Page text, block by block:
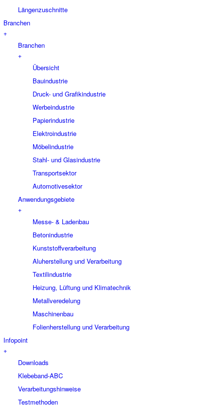
Längenzuschnitte
Branchen
+
Branchen
+
Übersicht
Bauindustrie
Druck- und Grafikindustrie
Werbeindustrie
Papierindustrie
Elektroindustrie
Möbelindustrie
Stahl- und Glasindustrie
Transportsektor
Automotivesektor
Anwendungsgebiete
+
Messe- & Ladenbau
Betonindustrie
Kunststoffverarbeitung
Aluherstellung und Verarbeitung
Textilindustrie
Heizung, Lüftung und Klimatechnik
Metallveredelung
Maschinenbau
Folienherstellung und Verarbeitung
Infopoint
+
Downloads
Klebeband-ABC
Verarbeitungshinweise
Testmethoden